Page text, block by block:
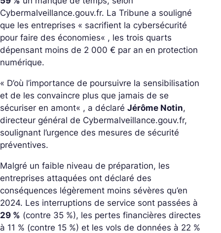
Cybermalveillance.gouv.fr. La Tribune a souligné
que les entreprises « sacrifient la cybersécurité
pour faire des économies« , les trois quarts
dépensant moins de 2 000 € par an en protection
numérique.
« D’où l’importance de poursuivre la sensibilisation
et de les convaincre plus que jamais de se
sécuriser en amont« , a déclaré Jérôme Notin,
directeur général de Cybermalveillance.gouv.fr,
soulignant l’urgence des mesures de sécurité
préventives.
Malgré un faible niveau de préparation, les
entreprises attaquées ont déclaré des
conséquences légèrement moins sévères qu’en
2024. Les interruptions de service sont passées à
29 % (contre 35 %), les pertes financières directes
à 11 % (contre 15 %) et les vols de données à 22 %